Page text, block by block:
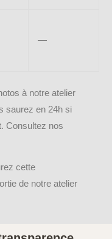
—
à notre atelier
saurez en 24h si
Consultez nos
cette
de notre atelier